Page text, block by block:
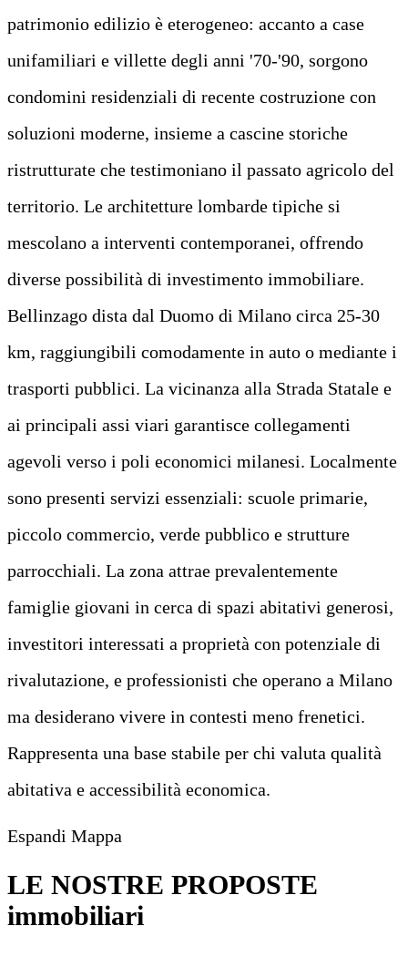
patrimonio edilizio è eterogeneo: accanto a case
unifamiliari e villette degli anni '70-'90, sorgono
condomini residenziali di recente costruzione con
soluzioni moderne, insieme a cascine storiche
ristrutturate che testimoniano il passato agricolo del
territorio. Le architetture lombarde tipiche si
mescolano a interventi contemporanei, offrendo
diverse possibilità di investimento immobiliare.
Bellinzago dista dal Duomo di Milano circa 25-30
km, raggiungibili comodamente in auto o mediante i
trasporti pubblici. La vicinanza alla Strada Statale e
ai principali assi viari garantisce collegamenti
agevoli verso i poli economici milanesi. Localmente
sono presenti servizi essenziali: scuole primarie,
piccolo commercio, verde pubblico e strutture
parrocchiali. La zona attrae prevalentemente
famiglie giovani in cerca di spazi abitativi generosi,
investitori interessati a proprietà con potenziale di
rivalutazione, e professionisti che operano a Milano
ma desiderano vivere in contesti meno frenetici.
Rappresenta una base stabile per chi valuta qualità
abitativa e accessibilità economica.
+
−
Espandi Mappa
LE NOSTRE PROPOSTE
immobiliari